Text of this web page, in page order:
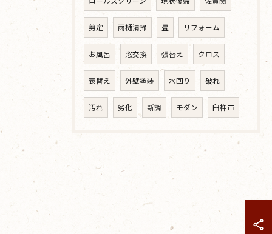
剪定 雨樋清掃 畳 リフォーム
お風呂 窓交換 張替え クロス
表替え 外壁塗装 水回り 破れ
汚れ 劣化 新調 モダン 臼杵市